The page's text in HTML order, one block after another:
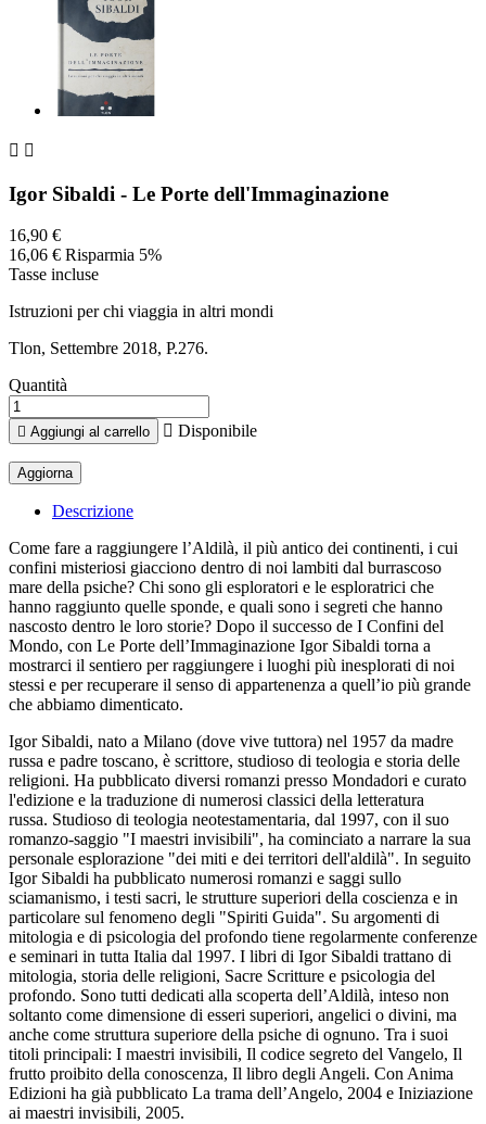
 
Igor Sibaldi - Le Porte dell'Immaginazione
16,90 €
16,06 € Risparmia 5%
Tasse incluse
Istruzioni per chi viaggia in altri mondi
Tlon, Settembre 2018, P.276.
Quantità
 Aggiungi al carrello  Disponibile
Descrizione
Come fare a raggiungere l’Aldilà, il più antico dei continenti, i cui
confini misteriosi giacciono dentro di noi lambiti dal burrascoso
mare della psiche? Chi sono gli esploratori e le esploratrici che
hanno raggiunto quelle sponde, e quali sono i segreti che hanno
nascosto dentro le loro storie? Dopo il successo de I Confini del
Mondo, con Le Porte dell’Immaginazione Igor Sibaldi torna a
mostrarci il sentiero per raggiungere i luoghi più inesplorati di noi
stessi e per recuperare il senso di appartenenza a quell’io più grande
che abbiamo dimenticato.
Igor Sibaldi, nato a Milano (dove vive tuttora) nel 1957 da madre
russa e padre toscano, è scrittore, studioso di teologia e storia delle
religioni. Ha pubblicato diversi romanzi presso Mondadori e curato
l'edizione e la traduzione di numerosi classici della letteratura
russa. Studioso di teologia neotestamentaria, dal 1997, con il suo
romanzo-saggio "I maestri invisibili", ha cominciato a narrare la sua
personale esplorazione "dei miti e dei territori dell'aldilà". In seguito
Igor Sibaldi ha pubblicato numerosi romanzi e saggi sullo
sciamanismo, i testi sacri, le strutture superiori della coscienza e in
particolare sul fenomeno degli "Spiriti Guida". Su argomenti di
mitologia e di psicologia del profondo tiene regolarmente conferenze
e seminari in tutta Italia dal 1997. I libri di Igor Sibaldi trattano di
mitologia, storia delle religioni, Sacre Scritture e psicologia del
profondo. Sono tutti dedicati alla scoperta dell’Aldilà, inteso non
soltanto come dimensione di esseri superiori, angelici o divini, ma
anche come struttura superiore della psiche di ognuno. Tra i suoi
titoli principali: I maestri invisibili, Il codice segreto del Vangelo, Il
frutto proibito della conoscenza, Il libro degli Angeli. Con Anima
Edizioni ha già pubblicato La trama dell’Angelo, 2004 e Iniziazione
ai maestri invisibili, 2005.